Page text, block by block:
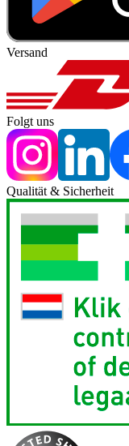
Versand
Folgt uns
Qualität & Sicherheit